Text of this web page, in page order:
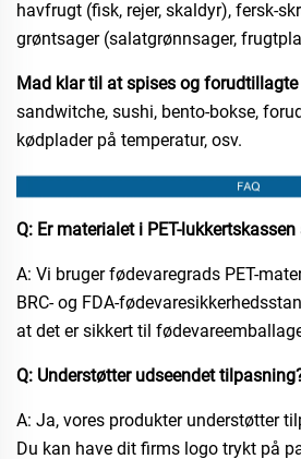
havfrugt (fisk, rejer, skaldyr), fersk-
grøntsager (salatgrønnsager,
Mad klar til at spises og forudtillagte
sandwitche, sushi, bento-bokse,
kødplader på temperatur, osv.​
Q: Er materialet i PET-lukkertskassen
A: Vi bruger fødevaregrads PET-
BRC- og FDA-
at det er sikkert til
Q: Understøtter udseendet
A: Ja, vores produkter understøtter
Du kan have dit firms logo trykt på